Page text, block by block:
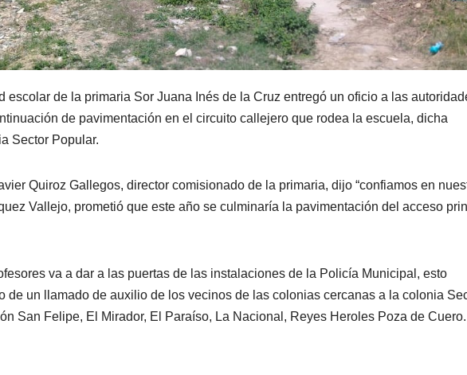
escolar de la primaria Sor Juana Inés de la Cruz entregó un oficio a las
de pavimentación en el circuito callejero que rodea la escuela, dicha
Sector Popular.
Quiroz Gallegos, director comisionado de la primaria, dijo “confiamos en
Vallejo, prometió que este año se culminaría la pavimentación del acceso
va a dar a las puertas de las instalaciones de la Policía Municipal, esto
de un llamado de auxilio de los vecinos de las colonias cercanas a la colonia
San Felipe, El Mirador, El Paraíso, La Nacional, Reyes Heroles Poza de